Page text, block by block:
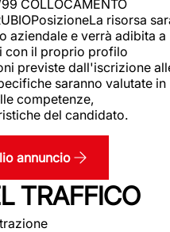
COLLOCAMENTO
risorsa
aziendale e verrà adibita a
con il proprio profilo
previste dall'iscrizione
saranno valutate in
competenze,
del candidato.
annuncio
TRAFFICO